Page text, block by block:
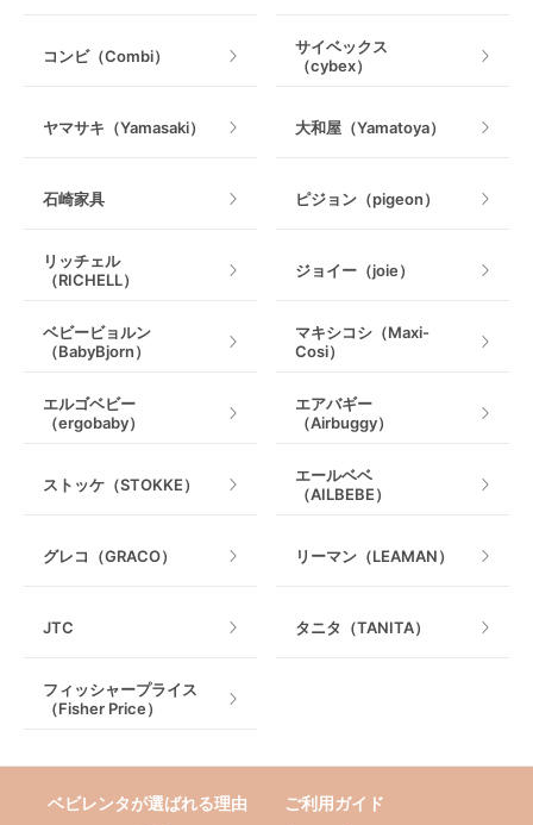
室内遊具
コンビ（Combi）
サイベックス
（cybex）
ヤマサキ（Yamasaki） 大和屋（Yamatoya）
石崎家具 ピジョン（pigeon）
リッチェル
（RICHELL）
ジョイー（joie）
ベビービョルン
（BabyBjorn）
マキシコシ（Maxi-
Cosi）
エルゴベビー
（ergobaby）
エアバギー
（Airbuggy）
ストッケ（STOKKE）
エールベベ
（AILBEBE）
グレコ（GRACO） リーマン（LEAMAN）
JTC タニタ（TANITA）
フィッシャープライス
（Fisher Price）
ベビレンタが選ばれる理由 ご利用ガイド